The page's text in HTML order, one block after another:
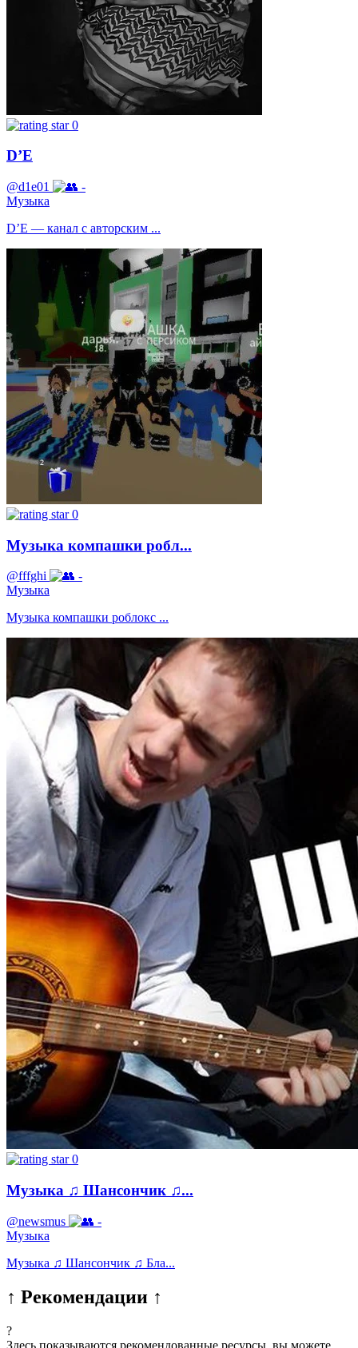
0
D’E
@d1e01
-
Музыка
D’E — канал с авторским ...
0
Музыка компашки робл...
@fffghi
-
Музыка
Музыка компашки роблокс ...
0
Музыка ♫ Шансончик ♫...
@newsmus
-
Музыка
Музыка ♫ Шансончик ♫ Блa...
↑ Рекомендации ↑
?
Здесь показываются рекомендованные ресурсы, вы можете